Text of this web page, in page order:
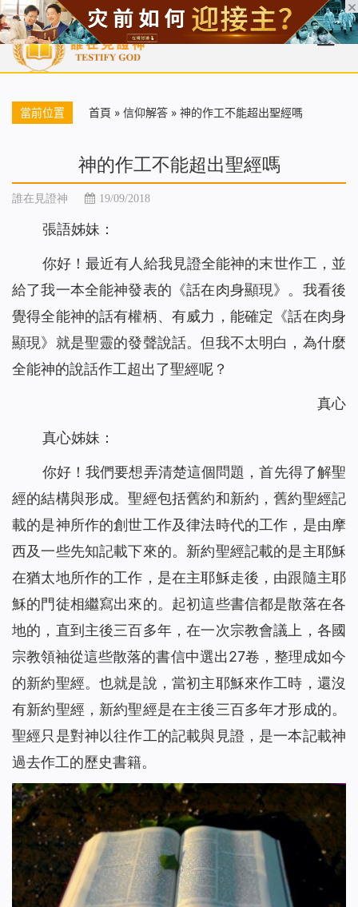
首頁 每日靈糧 天國福音 基督徒見證 信仰解答 聖經
當前位置 首頁 » 信仰解答 » 神的作工不能超出聖經嗎
神的作工不能超出聖經嗎
誰在見證神 19/09/2018
張語姊妹：
你好！最近有人給我見證全能神的末世作工，並
給了我一本全能神發表的《話在肉身顯現》。我看後
覺得全能神的話有權柄、有威力，能確定《話在肉身
顯現》就是聖靈的發聲說話。但我不太明白，為什麼
全能神的說話作工超出了聖經呢？
真心
真心姊妹：
你好！我們要想弄清楚這個問題，首先得了解聖
經的結構與形成。聖經包括舊約和新約，舊約聖經記
載的是神所作的創世工作及律法時代的工作，是由摩
西及一些先知記載下來的。新約聖經記載的是主耶穌
在猶太地所作的工作，是在主耶穌走後，由跟隨主耶
穌的門徒相繼寫出來的。起初這些書信都是散落在各
地的，直到主後三百多年，在一次宗教會議上，各國
宗教領袖從這些散落的書信中選出27卷，整理成如今
的新約聖經。也就是說，當初主耶穌來作工時，還沒
有新約聖經，新約聖經是在主後三百多年才形成的。
聖經只是對神以往作工的記載與見證，是一本記載神
過去作工的歷史書籍。